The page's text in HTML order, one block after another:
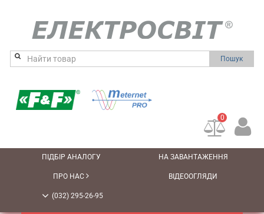
Пошук
0
ПІДБІР АНАЛОГУ НА ЗАВАНТАЖЕННЯ
ПРО НАС ВІДЕООГЛЯДИ
(032) 295-26-95